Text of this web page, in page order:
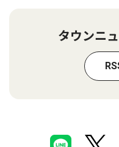
タウンニ